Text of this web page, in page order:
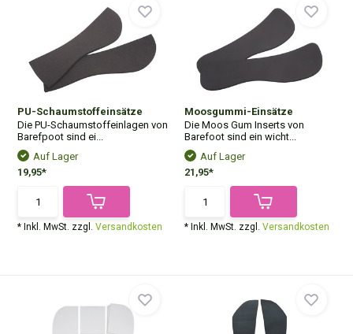
PU-Schaumstoffeinsätze
Die PU-Schaumstoffeinlagen von
Barefpoot sind ei...
Auf Lager
19,95*
* Inkl. MwSt. zzgl.Versandkosten
Moosgummi-Einsätze
Die Moos Gum Inserts von
Barefoot sind ein wicht...
Auf Lager
21,95*
* Inkl. MwSt. zzgl. Versandkosten